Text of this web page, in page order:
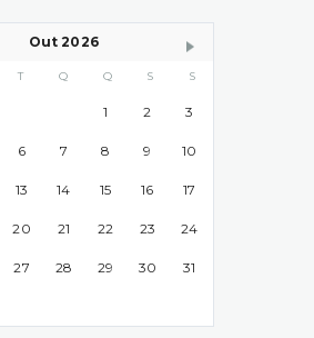
Out 2026
T Q Q S S
1 2 3
6 7 8 9 10
13 14 15 16 17
20 21 22 23 24
27 28 29 30 31